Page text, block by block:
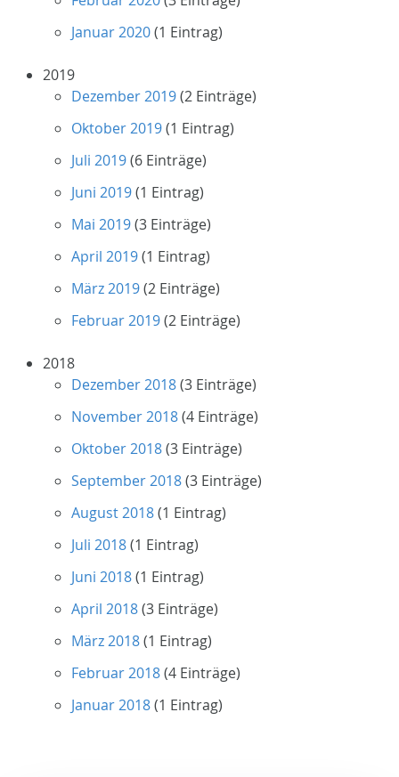
Januar 2020(1 Eintrag)
2019
Dezember 2019(2 Einträge)
Oktober 2019(1 Eintrag)
Juli 2019(6 Einträge)
Juni 2019(1 Eintrag)
Mai 2019(3 Einträge)
April 2019(1 Eintrag)
März 2019(2 Einträge)
Februar 2019(2 Einträge)
2018
Dezember 2018(3 Einträge)
November 2018(4 Einträge)
Oktober 2018(3 Einträge)
September 2018(3 Einträge)
August 2018(1 Eintrag)
Juli 2018(1 Eintrag)
Juni 2018(1 Eintrag)
April 2018(3 Einträge)
März 2018(1 Eintrag)
Februar 2018(4 Einträge)
Januar 2018(1 Eintrag)